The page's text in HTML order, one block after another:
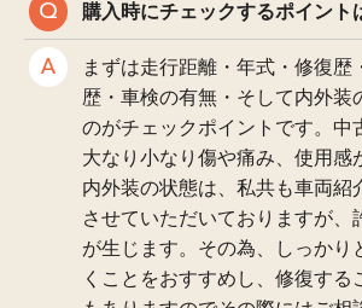
購入時にチェックするポイント
まずは走行距離・年式・修復歴
歴・車検の有無・そして内外装
のがチェックポイントです。中
大なり小なり傷や痛み、使用感
内外装の状態は、私共も車両紹
させていただいておりますが、
が生じます。その為、しっかり
くことをおすすめし、修復する